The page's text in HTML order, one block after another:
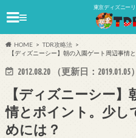
東京ディズニー
≡
HOME
TDR攻略法
【ディズニーシー】朝の入園ゲート周辺事情
2012.08.20（更新日： 2019.01.05）
【ディズニーシー
情とポイント。少し
めには？